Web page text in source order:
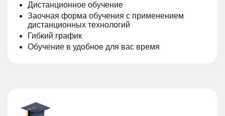
Дистанционное обучение
Заочная форма обучения с применением
дистанционных технологий
Гибкий график
Обучение в удобное для вас время